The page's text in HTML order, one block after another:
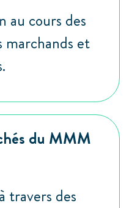
au cours des
marchands et
du MMM
travers des